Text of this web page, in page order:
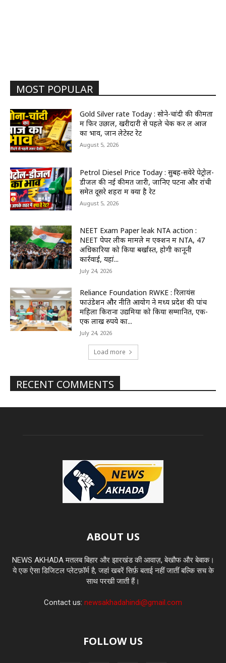
MOST POPULAR
Gold Silver rate Today : सोने-चांदी की कीमतों
में फिर उछाल, खरीदारी से पहले चेक कर लें आज
का भाव, जानें लेटेस्ट रेट
August 5, 2026
Petrol Diesel Price Today : सुबह-सवेरे पेट्रोल-
डीजल की नई कीमतें जारी, जानिए पटना और रांची
समेत दूसरे शहरों में क्या है रेट
August 5, 2026
NEET Exam Paper leak NTA action :
NEET पेपर लीक मामले में एक्शन में NTA, 47
अधिकारियों को किया बर्खास्त, होगी कानूनी
कार्रवाई, यहां...
July 24, 2026
Reliance Foundation RWKE : रिलायंस
फाउंडेशन और नीति आयोग ने मध्य प्रदेश की पांच
महिला किराना उद्यमियों को किया सम्मानित, एक-
एक लाख रुपये का...
July 24, 2026
Load more
RECENT COMMENTS
ABOUT US
NEWS AKHADA मतलब बिहार और झारखंड की आवाज़, बेखौफ और बेबाक।
ये एक ऐसा डिजिटल प्लेटफ़ॉर्म है, जहां खबरें सिर्फ़ बताई नहीं जातीं बल्कि सच के
साथ परखी जाती हैं।
Contact us: newsakhadahindi@gmail.com
FOLLOW US